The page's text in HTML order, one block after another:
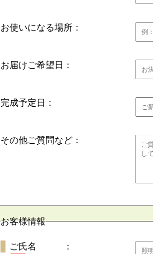
お使いになる場所：
お届けご希望日：
完成予定日：
その他ご質問など：
お客様情報
ご氏名 ：